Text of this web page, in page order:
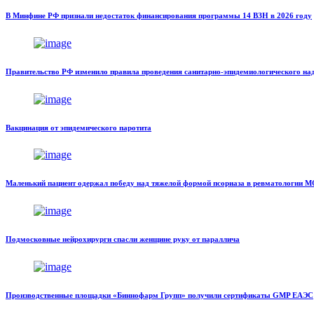
В Минфине РФ признали недостаток финансирования программы 14 ВЗН в 2026 году
Правительство РФ изменило правила проведения санитарно-эпидемиологического
Вакцинация от эпидемического паротита
Маленький пациент одержал победу над тяжелой формой псориаза в
Подмосковные нейрохирурги спасли женщине руку от параллича
Производственные площадки «Биннофарм Групп» получили сертификаты GMP ЕАЭС